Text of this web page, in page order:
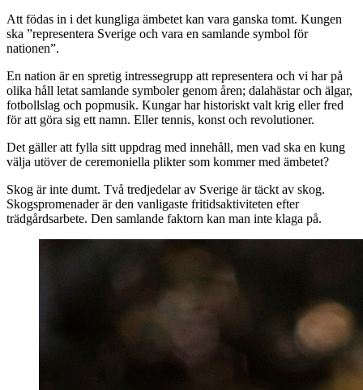
Att födas in i det kungliga ämbetet kan vara ganska tomt. Kungen
ska ”representera Sverige och vara en samlande symbol för
nationen”.
En nation är en spretig intressegrupp att representera och vi har på
olika håll letat samlande symboler genom åren; dalahästar och älgar,
fotbollslag och popmusik. Kungar har historiskt valt krig eller fred
för att göra sig ett namn. Eller tennis, konst och revolutioner.
Det gäller att fylla sitt uppdrag med innehåll, men vad ska en kung
välja utöver de ceremoniella plikter som kommer med ämbetet?
Skog är inte dumt. Två tredjedelar av Sverige är täckt av skog.
Skogspromenader är den vanligaste fritidsaktiviteten efter
trädgårdsarbete. Den samlande faktorn kan man inte klaga på.